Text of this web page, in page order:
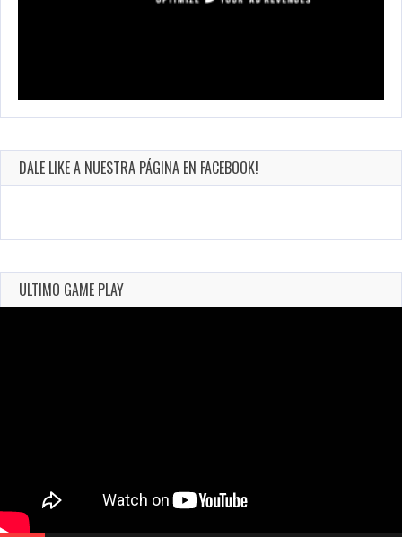
DALE LIKE A NUESTRA PÁGINA EN FACEBOOK!
ULTIMO GAME PLAY